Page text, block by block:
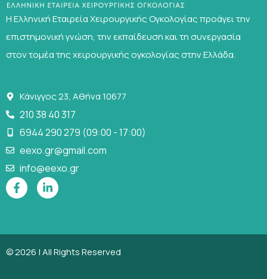
Η Ελληνική Εταιρεία Χειρουργικής Ογκολογίας προάγει την
επιστημονική γνώση, την εκπαίδευση και τη συνεργασία
στον τομέα της χειρουργικής ογκολογίας στην Ελλάδα.
Κάνιγγος 23, Αθήνα 10677
210 38 40 317
6944 290 279 (09:00 - 17:00)
eexo.gr@gmail.com
info@eexo.gr
© 2026 | All Rights Reserved